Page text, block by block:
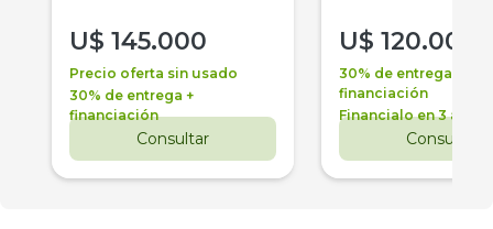
U$ 145.000
Precio oferta sin usado
30% de entrega +
financiación
Consultar
U$ 120.000
30% de entrega +
financiación
Financialo en 3 años
Consultar